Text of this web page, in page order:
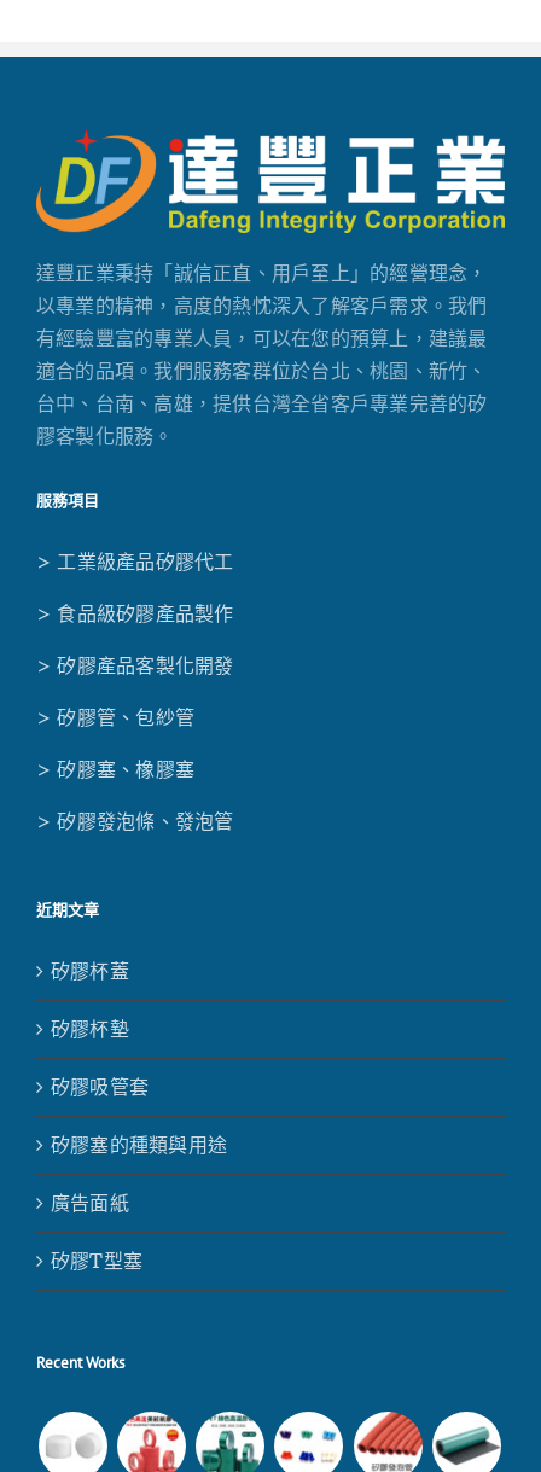
達豐正業秉持「誠信正直、用戶至上」的經營理念，
以專業的精神，高度的熱忱深入了解客戶需求。我們
有經驗豐富的專業人員，可以在您的預算上，建議最
適合的品項。我們服務客群位於台北、桃園、新竹、
台中、台南、高雄，提供台灣全省客戶專業完善的矽
膠客製化服務。
服務項目
> 工業級產品矽膠代工
> 食品級矽膠產品製作
> 矽膠產品客製化開發
> 矽膠管、包紗管
> 矽膠塞、橡膠塞
> 矽膠發泡條、發泡管
近期文章
矽膠杯蓋
矽膠杯墊
矽膠吸管套
矽膠塞的種類與用途
廣告面紙
矽膠T型塞
Recent Works